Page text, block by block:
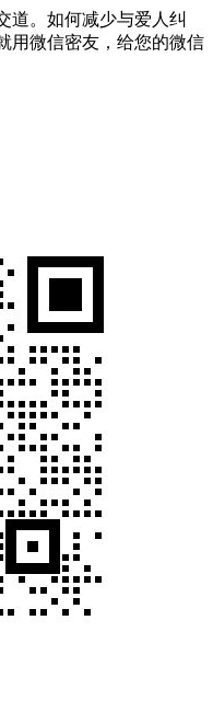
道。如何减少与爱人纠
用微信密友，给您的微信